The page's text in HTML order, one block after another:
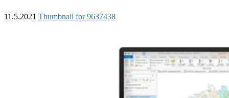
11.5.2021 Thumbnail for 9637438